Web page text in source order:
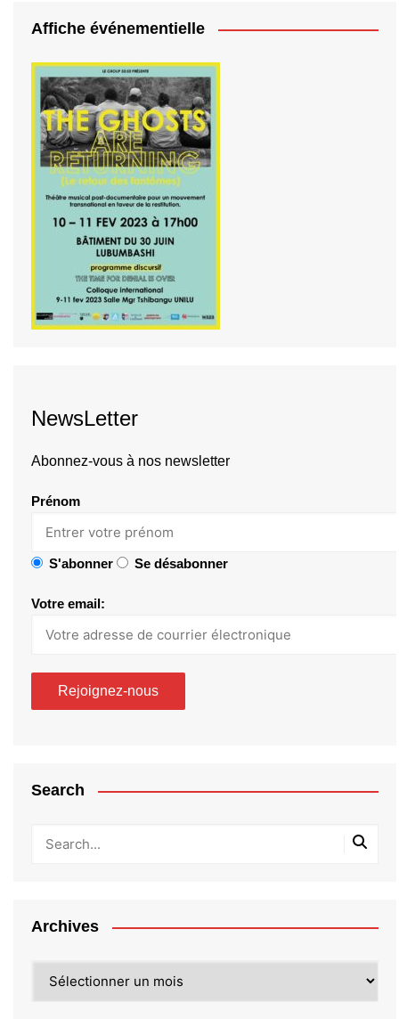
Affiche événementielle
NewsLetter
Abonnez-vous à nos newsletter
Prénom
S'abonner Se désabonner
Votre email:
Search
Archives